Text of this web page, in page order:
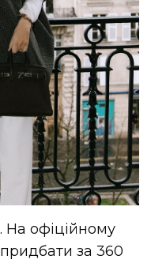
На офіційному
за 360